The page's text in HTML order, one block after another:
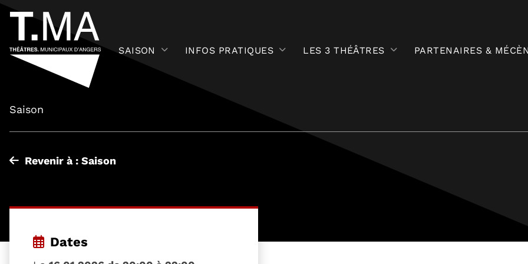
SAISON INFOS PRATIQUES LES 3 THÉÂTRES PARTENAIRES &
Saison
Revenir à : Saison
Dates